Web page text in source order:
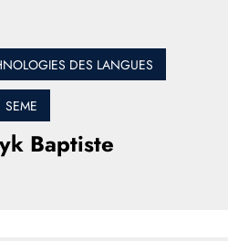
DES LANGUES
SEME
Baptiste